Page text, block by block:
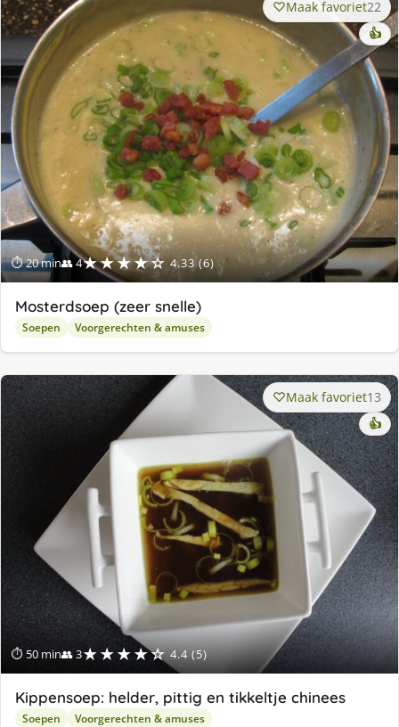
⏱ 20 min👥 4★★★★☆ 4.33 (6)
Maak favoriet22
👍
Mosterdsoep (zeer snelle)
Soepen Voorgerechten & amuses
⏱ 50 min👥 3★★★★☆ 4.4 (5)
Maak favoriet13
👍
Kippensoep: helder, pittig en tikkeltje chinees
Soepen Voorgerechten & amuses